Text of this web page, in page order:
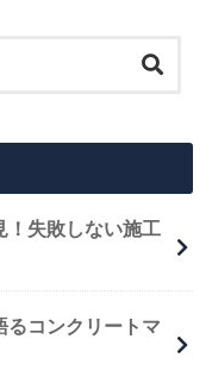
！失敗しない施工
るコンクリートマ